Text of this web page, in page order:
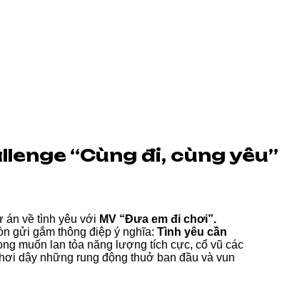
“Cùng đi, cùng yêu”
án về tình yêu với MV “Đưa em đi chơi”.
gửi gắm thông điệp ý nghĩa: Tình yêu cần
muốn lan tỏa năng lượng tích cực, cổ vũ các
dậy những rung động thuở ban đầu và vun